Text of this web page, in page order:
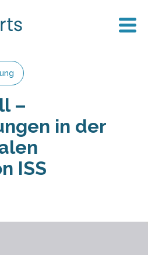
–
in der
ISS